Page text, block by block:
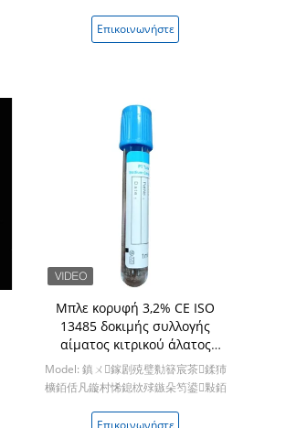
Επικοινωνήστε
Μπλε κορυφή 3,2% CE ISO
13485 δοκιμής συλλογής
αίματος κιτρικού άλατος
νατρίου σωλήνων αίματος PT
1:9
Model: 鎮ㄨ鎵剧殑璧勬簮宸茶鍒犻
櫎銆佸凡鏇村悕鎴栨殏鏃朵笉鍙敤銆
Επικοινωνήστε